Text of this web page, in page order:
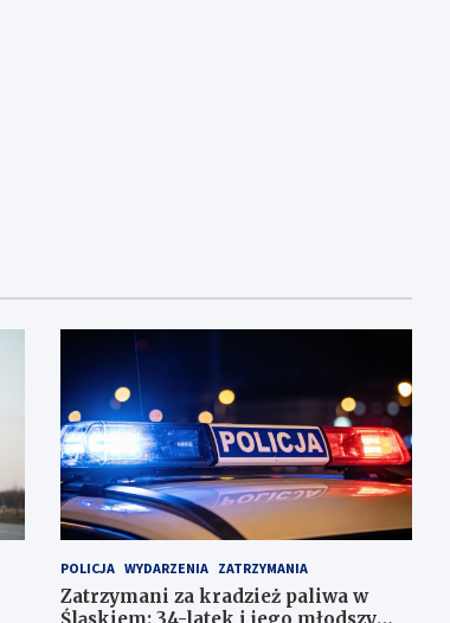
POLICJA WYDARZENIA ZATRZYMANIA
Zatrzymani za kradzież paliwa w